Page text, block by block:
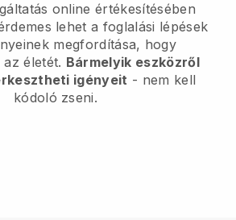
online értékesítésében
lehet a foglalási lépések
megfordítása, hogy
életét. Bármelyik eszközről
igényeit - nem kell
kódoló zseni.